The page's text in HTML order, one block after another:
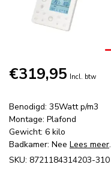
€319,95 Incl. btw
Benodigd: 35Watt p/m3
Montage: Plafond
Gewicht: 6 kilo
Badkamer: Nee Lees meer.
SKU: 8721184314203-310